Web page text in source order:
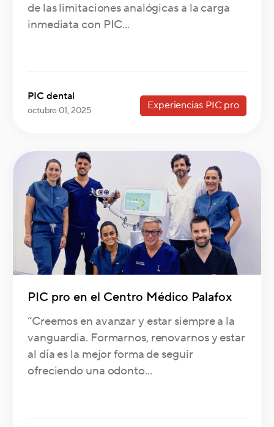
de las limitaciones analógicas a la carga
inmediata con PIC...
PIC dental
octubre 01, 2025 Experiencias PIC pro
PIC pro en el Centro Médico Palafox
“Creemos en avanzar y estar siempre a la
vanguardia. Formarnos, renovarnos y estar
al día es la mejor forma de seguir
ofreciendo una odonto...